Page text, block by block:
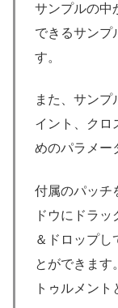
サンプルの中
できるサンプ
す。
また、サンプ
イント、クロ
めのパラメー
付属のパッチ
ドウにドラ
＆ドロップし
とができます
トゥルメント